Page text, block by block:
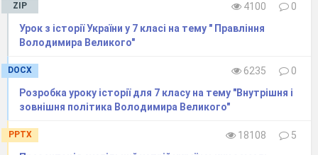
вірогідності, а саме – що на наших теренах
побував апостол Іісуса Христа – Андрій. І
проводив свою проповідницьку діяльність.Тоді
ж
в Україну потрапив іудаїзм, а з ІХ ст. сусідні
степові народи почали прилучатися до ісламу.
важливому торговельному пункті на шляху із
ZIP 4100
0
​Урок з історії України у 7 класі на тему " Правління
Володимира Великого"
DOCX 6235
0
Розробка уроку історії для 7 класу на тему "Внутрішня і
зовнішня політика Володимира Великого"
PPTX 18108
5